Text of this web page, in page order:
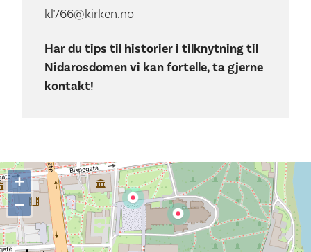
kl766@kirken.no
Har du tips til historier i tilknytning til
Nidarosdomen vi kan fortelle, ta gjerne
kontakt!
+
−